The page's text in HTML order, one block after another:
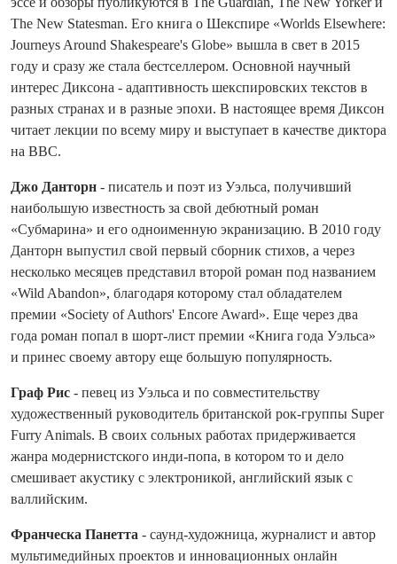
The New Statesman. Его книга о Шекспире «Worlds Elsewhere:
Journeys Around Shakespeare's Globe» вышла в свет в 2015
году и сразу же стала бестселлером. Основной научный
интерес Диксона - адаптивность шекспировских текстов в
разных странах и в разные эпохи. В настоящее время Диксон
читает лекции по всему миру и выступает в качестве диктора
на BBC.
Джо Данторн - писатель и поэт из Уэльса, получивший
наибольшую известность за свой дебютный роман
«Субмарина» и его одноименную экранизацию. В 2010 году
Данторн выпустил свой первый сборник стихов, а через
несколько месяцев представил второй роман под названием
«Wild Abandon», благодаря которому стал обладателем
премии «Society of Authors' Encore Award». Еще через два
года роман попал в шорт-лист премии «Книга года Уэльса»
и принес своему автору еще большую популярность.
Граф Рис - певец из Уэльса и по совместительству
художественный руководитель британской рок-группы Super
Furry Animals. В своих сольных работах придерживается
жанра модернистского инди-попа, в котором то и дело
смешивает акустику с электроникой, английский язык с
валлийским.
Франческа Панетта - саунд-художница, журналист и автор
мультимедийных проектов и инновационных онлайн